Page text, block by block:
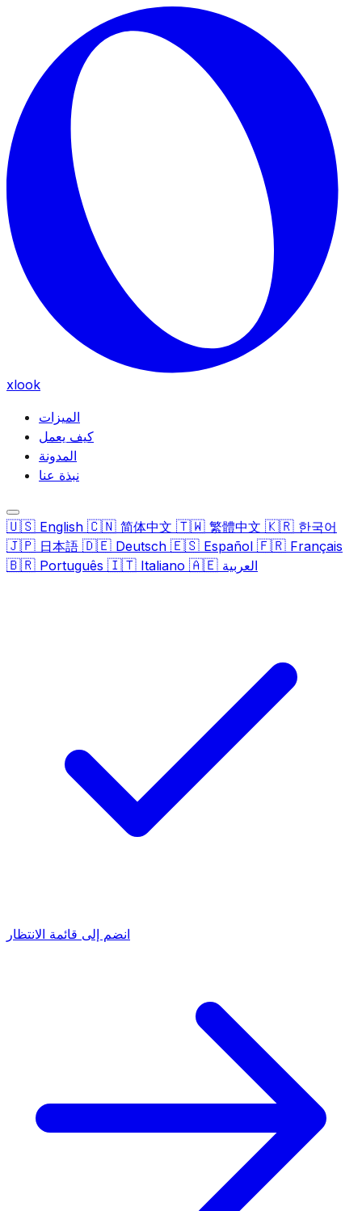
Skip to main content
xlook
الميزات
كيف يعمل
المدونة
نبذة عنا
🇺🇸 English 🇨🇳 简体中文 🇹🇼 繁體中文 🇰🇷 한국어
🇯🇵 日本語 🇩🇪 Deutsch 🇪🇸 Español 🇫🇷 Français
🇧🇷 Português 🇮🇹 Italiano 🇦🇪 العربية
انضم إلى قائمة الانتظار